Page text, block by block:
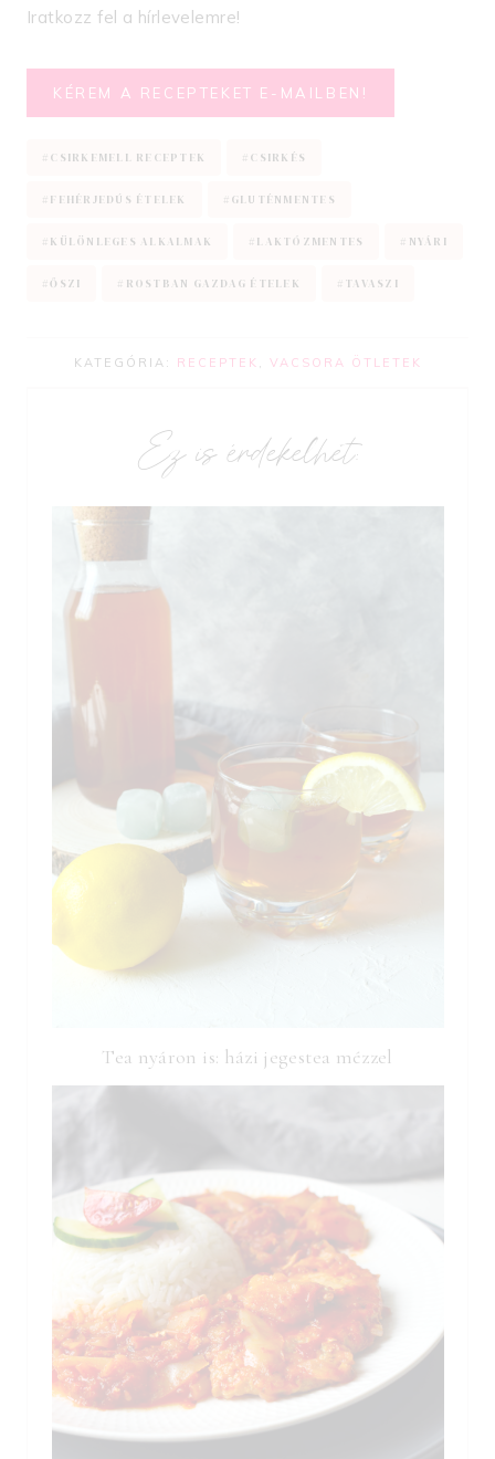
Iratkozz fel a hírlevelemre!
KÉREM A RECEPTEKET E-MAILBEN!
# CSIRKEMELL RECEPTEK # CSIRKÉS
# FEHÉRJEDÚS ÉTELEK # GLUTÉNMENTES
# KÜLÖNLEGES ALKALMAK # LAKTÓZMENTES # NYÁRI
#ŐSZI # ROSTBAN GAZDAG ÉTELEK # TAVASZI
KATEGÓRIA: RECEPTEK , VACSORA ÖTLETEK
Ez is érdekelhet:
Tea nyáron is: házi jegestea mézzel